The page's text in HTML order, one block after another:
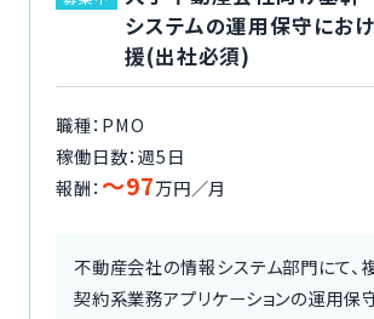
システムの運用保守にお
援(出社必須)
職種：PMO
稼働日数：週5日
報酬： 〜97万円／月
不動産会社の情報システム部門にて、
契約系業務アプリケーションの運用保